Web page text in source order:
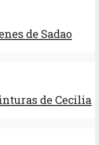
de Sadao
de Cecilia